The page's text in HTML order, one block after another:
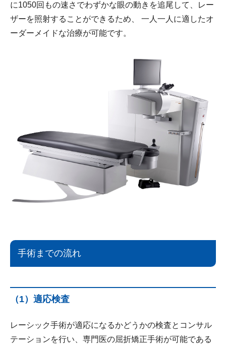
に1050回もの速さでわずかな眼の動きを追尾して、レー
ザーを照射することができるため、 一人一人に適したオ
ーダーメイドな治療が可能です。
手術までの流れ
（1）適応検査
レーシック手術が適応になるかどうかの検査とコンサル
テーションを行い、専門医の屈折矯正手術が可能である